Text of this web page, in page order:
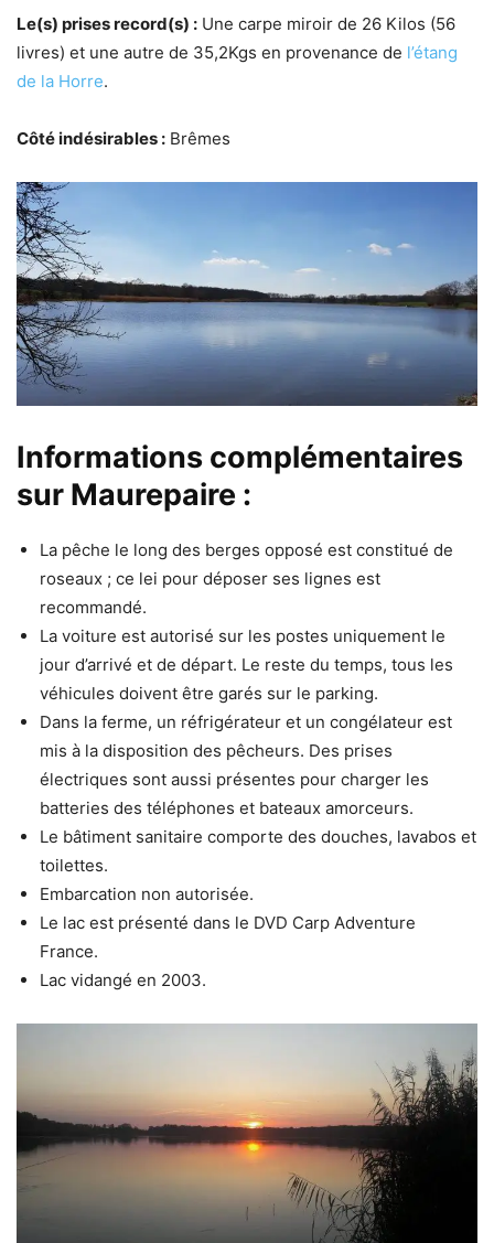
Le(s) prises record(s) : Une carpe miroir de 26 Kilos (56
livres) et une autre de 35,2Kgs en provenance de l’étang
de la Horre.
Côté indésirables : Brêmes
Informations complémentaires
sur Maurepaire :
La pêche le long des berges opposé est constitué de
roseaux ; ce lei pour déposer ses lignes est
recommandé.
La voiture est autorisé sur les postes uniquement le
jour d’arrivé et de départ. Le reste du temps, tous les
véhicules doivent être garés sur le parking.
Dans la ferme, un réfrigérateur et un congélateur est
mis à la disposition des pêcheurs. Des prises
électriques sont aussi présentes pour charger les
batteries des téléphones et bateaux amorceurs.
Le bâtiment sanitaire comporte des douches, lavabos et
toilettes.
Embarcation non autorisée.
Le lac est présenté dans le DVD Carp Adventure
France.
Lac vidangé en 2003.